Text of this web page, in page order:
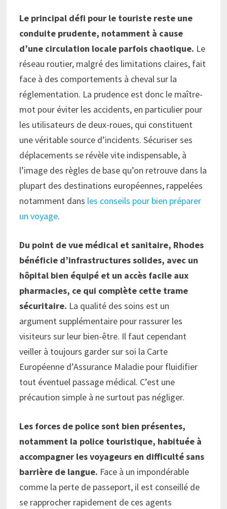
Le principal défi pour le touriste reste une
conduite prudente, notamment à cause
d’une circulation locale parfois chaotique. Le
réseau routier, malgré des limitations claires, fait
face à des comportements à cheval sur la
réglementation. La prudence est donc le maître-
mot pour éviter les accidents, en particulier pour
les utilisateurs de deux-roues, qui constituent
une véritable source d’incidents. Sécuriser ses
déplacements se révèle vite indispensable, à
l’image des règles de base qu’on retrouve dans la
plupart des destinations européennes, rappelées
notamment dans les conseils pour bien préparer
un voyage.
Du point de vue médical et sanitaire, Rhodes
bénéficie d’infrastructures solides, avec un
hôpital bien équipé et un accès facile aux
pharmacies, ce qui complète cette trame
sécuritaire. La qualité des soins est un
argument supplémentaire pour rassurer les
visiteurs sur leur bien-être. Il faut cependant
veiller à toujours garder sur soi la Carte
Européenne d’Assurance Maladie pour fluidifier
tout éventuel passage médical. C’est une
précaution simple à ne surtout pas négliger.
Les forces de police sont bien présentes,
notamment la police touristique, habituée à
accompagner les voyageurs en difficulté sans
barrière de langue. Face à un impondérable
comme la perte de passeport, il est conseillé de
se rapprocher rapidement de ces agents